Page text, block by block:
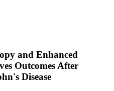
and Enhanced
Outcomes After
Disease